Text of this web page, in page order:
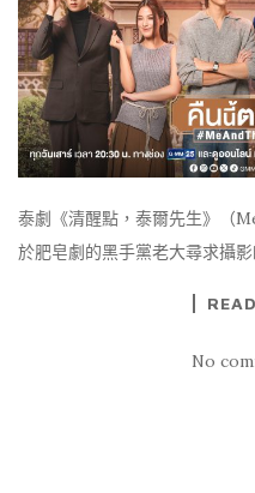
泰劇《清醒點，泰爾先生》（
於肥皂劇的黑手黨老大尋求攝
No